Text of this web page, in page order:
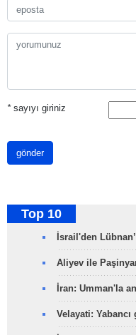
*sayıyı giriniz
gönder
Top 10
İsrail'den
Aliyev ile
İran: Umman'la
Velayati: